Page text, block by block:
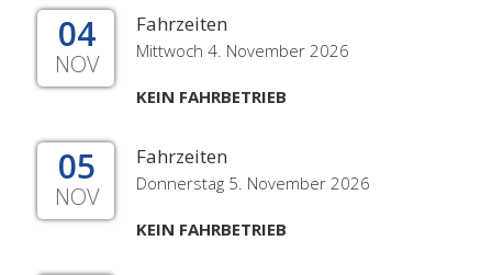
04
NOV
Fahrzeiten
Mittwoch 4. November 2026
KEIN FAHRBETRIEB
05
NOV
Fahrzeiten
Donnerstag 5. November 2026
KEIN FAHRBETRIEB